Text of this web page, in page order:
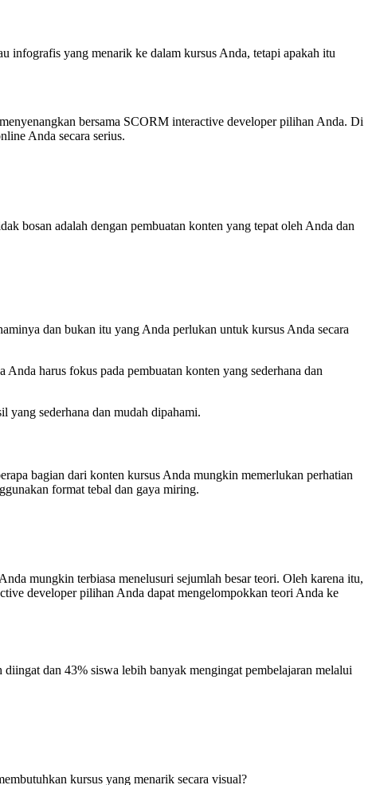
infografis yang menarik ke dalam kursus Anda, tetapi apakah itu
bersama SCORM interactive developer pilihan Anda. Di
Anda secara serius.
bosan adalah dengan pembuatan konten yang tepat oleh Anda dan
dan bukan itu yang Anda perlukan untuk kursus Anda secara
harus fokus pada pembuatan konten yang sederhana dan
sederhana dan mudah dipahami.
bagian dari konten kursus Anda mungkin memerlukan perhatian
format tebal dan gaya miring.
mungkin terbiasa menelusuri sejumlah besar teori. Oleh karena itu,
developer pilihan Anda dapat mengelompokkan teori Anda ke
dan 43% siswa lebih banyak mengingat pembelajaran melalui
kursus yang menarik secara visual?